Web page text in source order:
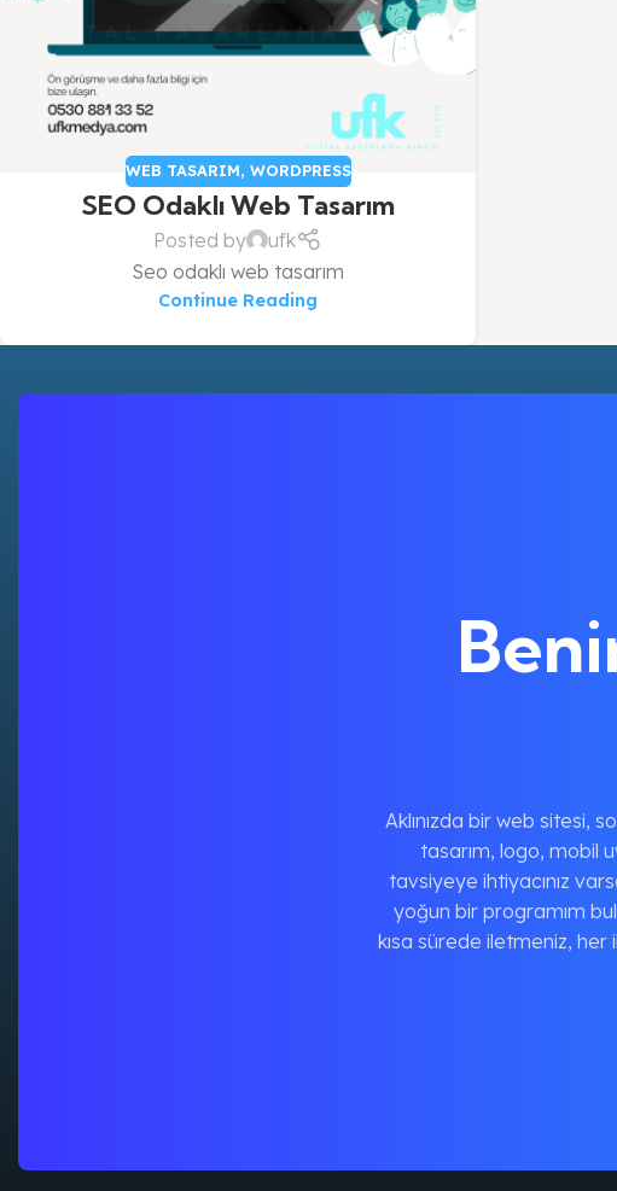
WEB TASARIM, WORDPRESS
SEO Odaklı Web Tasarım
Posted by
ufk
Seo odaklı web tasarım
Continue Reading
Aklınızda bir web sitesi,
tasarım, logo, mobil
tavsiyeye ihtiyacınız
yoğun bir programım
kısa sürede iletmeniz, her